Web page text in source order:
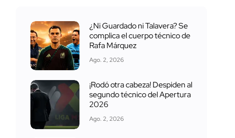
¿Ni Guardado ni Talavera? Se
complica el cuerpo técnico de
Rafa Márquez
Ago. 2, 2026
¡Rodó otra cabeza! Despiden al
segundo técnico del Apertura
2026
Ago. 2, 2026